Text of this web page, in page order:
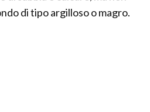
di tipo argilloso o magro.